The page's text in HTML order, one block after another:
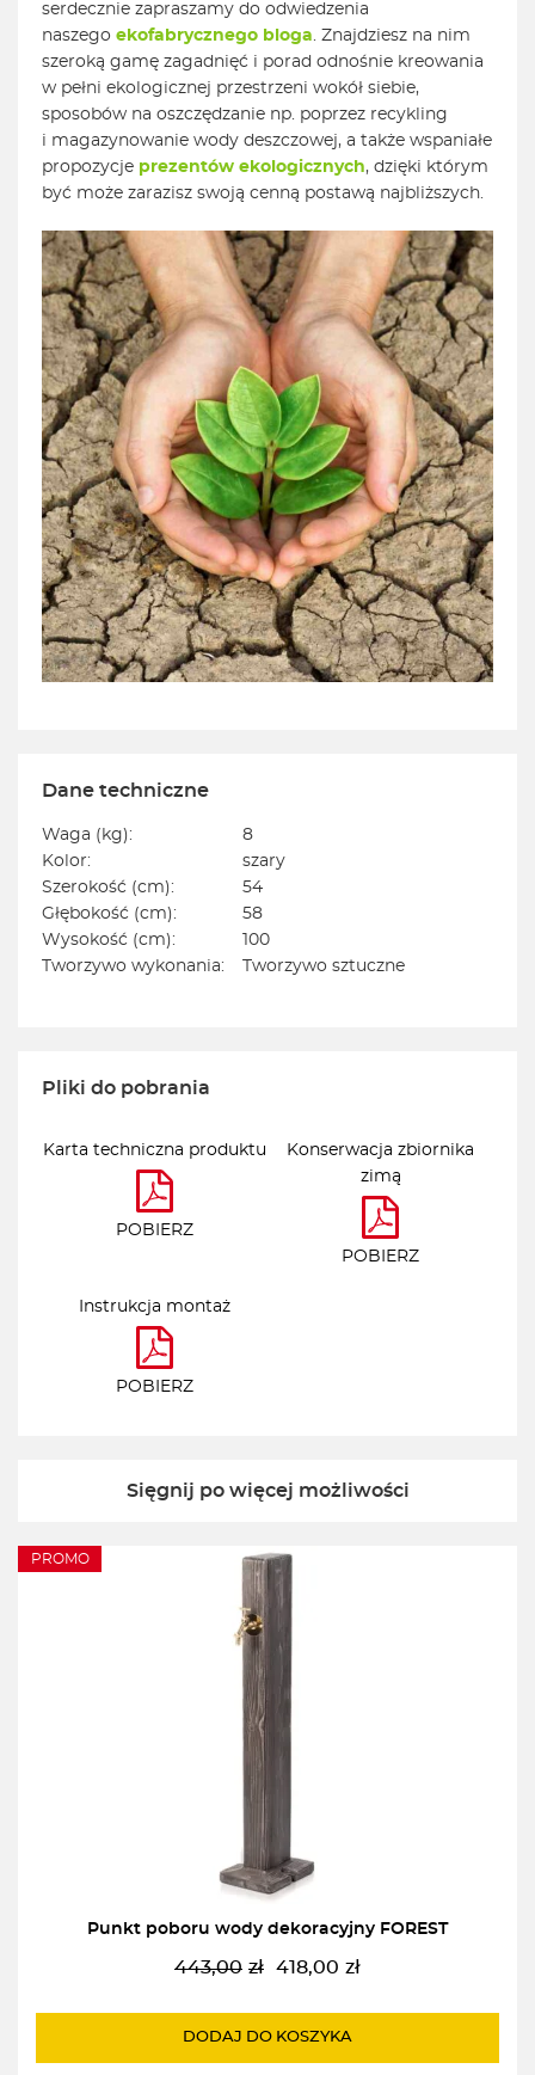
serdecznie zapraszamy do odwiedzenia
naszego ekofabrycznego bloga. Znajdziesz na nim
szeroką gamę zagadnięć i porad odnośnie kreowania
w pełni ekologicznej przestrzeni wokół siebie,
sposobów na oszczędzanie np. poprzez recykling
i magazynowanie wody deszczowej, a także wspaniałe
propozycje prezentów ekologicznych, dzięki którym
być może zarazisz swoją cenną postawą najbliższych.
Dane techniczne
Waga (kg):
8
Kolor:
szary
Szerokość (cm):
54
Głębokość (cm):
58
Wysokość (cm):
100
Tworzywo wykonania:
Tworzywo sztuczne
Pliki do pobrania
Karta techniczna produktu
POBIERZ
Konserwacja zbiornika
zimą
POBIERZ
Instrukcja montaż
POBIERZ
Sięgnij po więcej możliwości
PROMO
Punkt poboru wody dekoracyjny FOREST
443,00 zł
Pierwotna
wynosiła:
418,00 zł
Aktualna
wynosi:
DODAJ DO KOSZYKA